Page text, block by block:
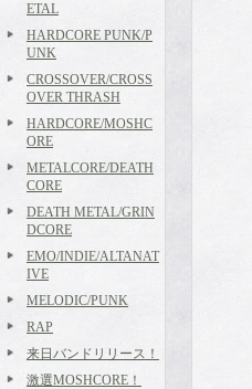
ETAL
HARDCORE PUNK/P
UNK
CROSSOVER/CROSS
OVER THRASH
HARDCORE/MOSHC
ORE
METALCORE/DEATH
CORE
DEATH METAL/GRIN
DCORE
EMO/INDIE/ALTANAT
IVE
MELODIC/PUNK
RAP
来日バンドリリース！
激選MOSHCORE！